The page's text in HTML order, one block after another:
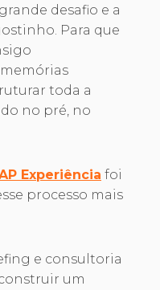
desafio e a
Para que
toda a
no pré, no
Experiência foi
processo mais
e consultoria
um